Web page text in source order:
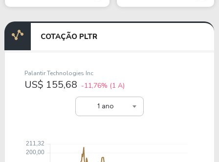
COTAÇÃO PLTR
1 ano
Palantir Technologies Inc
US$ 155,68 -11,76% (1 A)